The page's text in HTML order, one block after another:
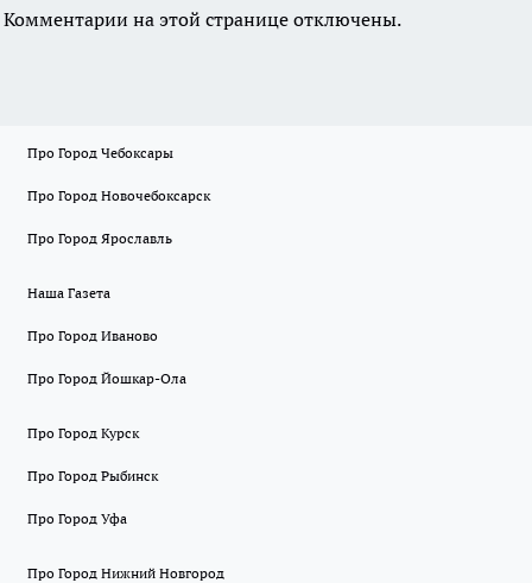
Комментарии на этой странице отключены.
Про Город Чебоксары
Про Город Новочебоксарск
Про Город Ярославль
Наша Газета
Про Город Иваново
Про Город Йошкар-Ола
Про Город Курск
Про Город Рыбинск
Про Город Уфа
Про Город Нижний Новгород